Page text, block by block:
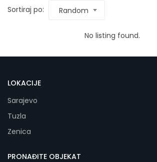
Sortiraj po:
Random
No listing found.
LOKACIJE
Sarajevo
Tuzla
Zenica
PRONAĐITE OBJEKAT